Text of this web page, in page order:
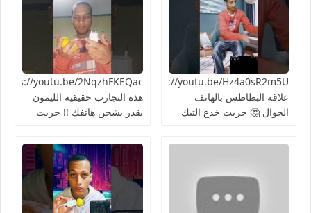
https://youtu.be/Hz4a0sR2m5Uما
علاقة البطاطس بالهاتف
الجوال 🤔 جربت خدع التيك
هذه التجارب حقيقية الليمون
يقدر يشحن هاتفك !! جربت